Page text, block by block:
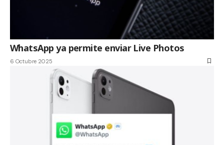
WhatsApp ya permite enviar Live Photos
6 Octubre 2025